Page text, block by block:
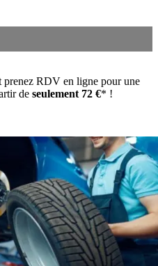
prenez RDV en ligne pour une
de seulement 72 €* !